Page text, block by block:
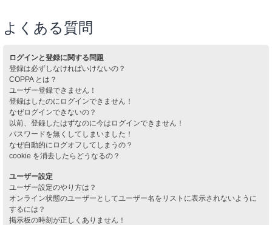
よくある質問
ログインと登録に関する問題
登録は必ずしなければいけないの？
COPPA とは？
ユーザー登録できません！
登録はしたのにログインできません！
なぜログインできないの？
以前、登録したはずなのに今はログインできません！
パスワードを無くしてしまいました！
なぜ自動的にログオフしてしまうの？
cookie を消去したらどうなるの？
ユーザー設定
ユーザー設定のやり方は？
オンライン状態のユーザーとしてユーザー名をリストに表示されないように
するには？
掲示板の時刻が正しくありません！